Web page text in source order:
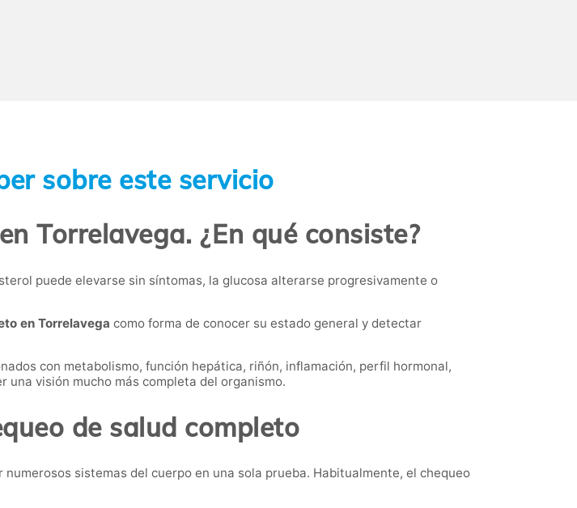
sobre este servicio
Torrelavega. ¿En qué consiste?
puede elevarse sin síntomas, la glucosa alterarse progresivamente o
en Torrelavega como forma de conocer su estado general y detectar
con metabolismo, función hepática, riñón, inflamación, perfil hormonal,
visión mucho más completa del organismo.
de salud completo
sistemas del cuerpo en una sola prueba. Habitualmente, el chequeo